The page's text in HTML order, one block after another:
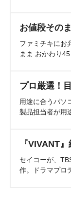
お値段その
ファミチキにお
まま おかわり
プロ厳選！
用途に合うパソ
製品担当者が用
『VIVANT
セイコーが、
作。ドラマプロ